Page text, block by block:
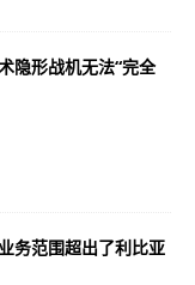
隐形战机无法“完全
务范围超出​​了利比亚